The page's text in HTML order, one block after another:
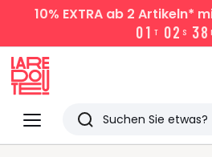
10% EXTRAab 2 Artikeln*
01 T 02 S 38
Menü
Redoute
Suchen
Zuletzt